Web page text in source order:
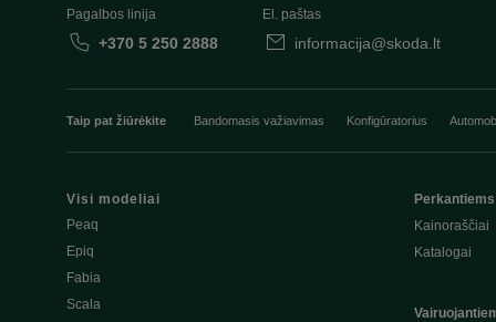
Pagalbos linija
+370 5 250 2888
El. paštas
informacija@skoda.lt
Taip pat žiūrėkite Bandomasis važiavimas Konfigūratorius
Visi modeliai
Peaq
Epiq
Fabia
Scala
Kainoraščiai
Katalogai